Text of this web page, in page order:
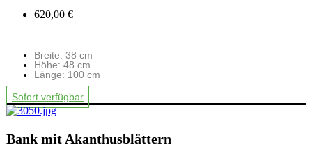
620,00 €
Breite: 38 cm
Höhe: 48 cm
Länge: 100 cm
Sofort verfügbar
Bank mit Akanthusblättern